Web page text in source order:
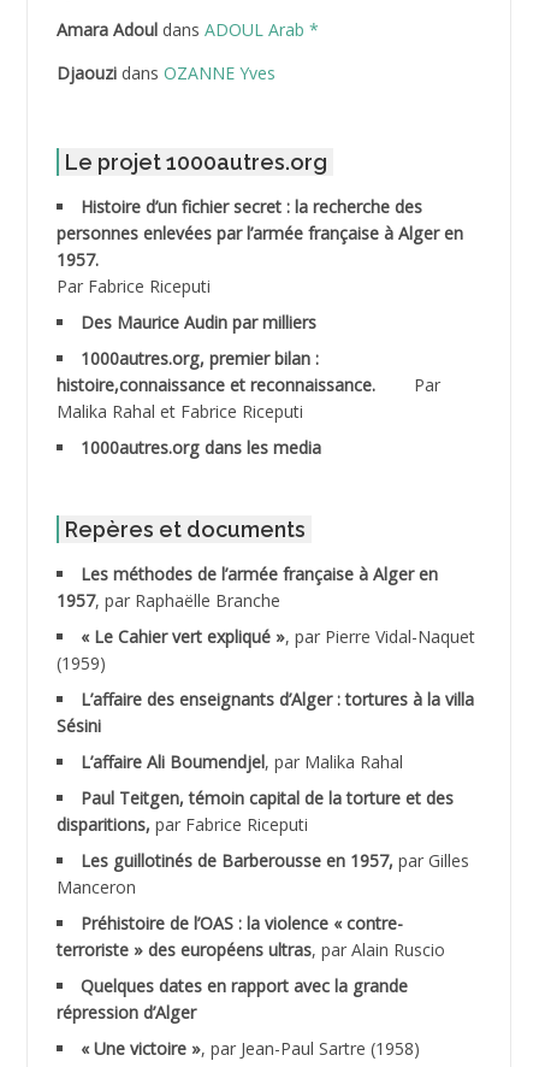
ABDELLI Mohamed
ABDELLI Mohamed *
ABDELMOUMENE Ahmed
ABDESMED Mohamed ben Kaddour
ABDESSELAMI Kouider
ABDESSLEM Ahmed dit le Coiffeur
ABDOUDOU
ABID Mohamed
ABNOUN Salah
ACHACHE M.*
ACHLAF Ali
ADALMI
ADANE Ramdane *
ADDAD
ADDALA Boualem*
Amara Adouldans ADOUL Arab *
Djaouzidans OZANNE Yves
Le projet 1000autres.org
Histoire d’un fichier secret : la recherche des
personnes enlevées par l’armée française à Alger en
1957.
Par Fabrice Riceputi
Des Maurice Audin par milliers
1000autres.org, premier bilan :
histoire,connaissance et reconnaissance.
Par
Malika Rahal et Fabrice Riceputi
1000autres.org dans les media
Repères et documents
Les méthodes de l’armée française à Alger en
1957, par Raphaëlle Branche
« Le Cahier vert expliqué », par Pierre Vidal-Naquet
(1959)
L’affaire des enseignants d’Alger : tortures à la villa
Sésini
L’affaire Ali Boumendjel, par Malika Rahal
Paul Teitgen, témoin capital de la torture et des
disparitions, par Fabrice Riceputi
Les guillotinés de Barberousse en 1957, par Gilles
Manceron
Préhistoire de l’OAS : la violence « contre-
terroriste » des européens ultras, par Alain Ruscio
Quelques dates en rapport avec la grande
répression d’Alger
« Une victoire », par Jean-Paul Sartre (1958)